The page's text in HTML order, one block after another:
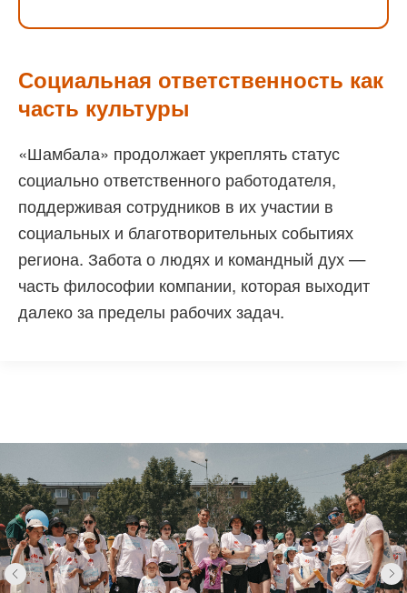
Социальная ответственность как
часть культуры
«Шамбала» продолжает укреплять статус
социально ответственного работодателя,
поддерживая сотрудников в их участии в
социальных и благотворительных событиях
региона. Забота о людях и командный дух —
часть философии компании, которая выходит
далеко за пределы рабочих задач.